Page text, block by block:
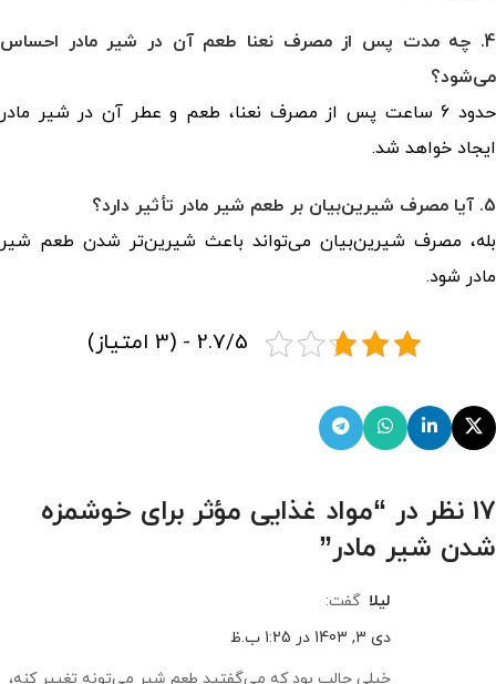
4. چه مدت پس از مصرف نعنا طعم آن در شیر مادر احساس
می‌شود؟
حدود 6 ساعت پس از مصرف نعنا، طعم و عطر آن در شیر مادر
ایجاد خواهد شد.
5. آیا مصرف شیرین‌بیان بر طعم شیر مادر تأثیر دارد؟
بله، مصرف شیرین‌بیان می‌تواند باعث شیرین‌تر شدن طعم شیر
مادر شود.
2.7/5 - (3 امتیاز)
17 نظر در “
مواد غذایی مؤثر برای خوشمزه
شدن شیر مادر”
لیلا گفت:
دی 3, 1403 در 1:25 ب.ظ
خیلی جالب بود که می‌گفتید طعم شیر می‌تونه تغییر کنه،